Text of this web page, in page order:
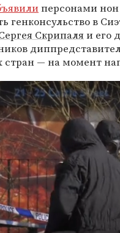
персонами нон
генконсульство в
Скрипаляи его
стран — на момент